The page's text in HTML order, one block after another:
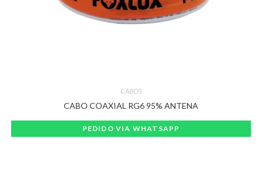
CABOS
CABO COAXIAL RG6 95% ANTENA
PEDIDO VIA WHATSAPP